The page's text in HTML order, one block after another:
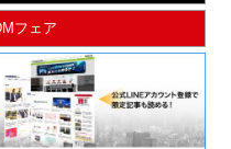
フェア